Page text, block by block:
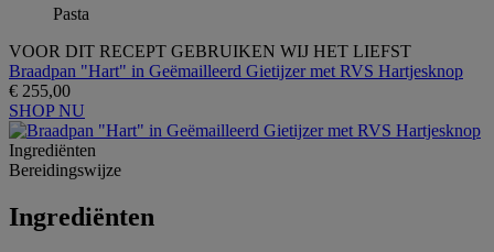
Pasta
VOOR DIT RECEPT GEBRUIKEN WIJ HET LIEFST
Braadpan "Hart" in Geëmailleerd Gietijzer met RVS Hartjesknop
€ 255,00
SHOP NU
Ingrediёnten
Bereidingswijze
Ingrediёnten